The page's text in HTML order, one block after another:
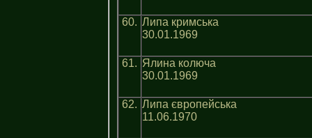
60. Липа кримська
30.01.1969
61. Ялина колюча
30.01.1969
62. Липа європейська
11.06.1970